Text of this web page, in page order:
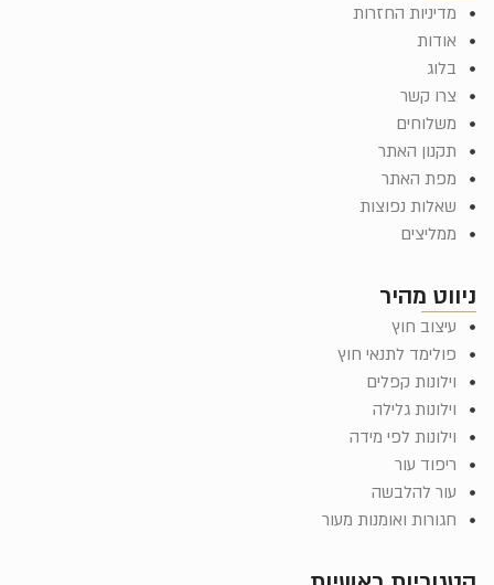
ניווט מהיר
עיצוב חוץ
פולימד לתנאי חוץ
וילונות קפלים
וילונות גלילה
וילונות לפי מידה
ריפוד עור
עור להלבשה
חגורות ואומנות מעור
מדיניות החזרות
אודות
בלוג
צרו קשר
משלוחים
תקנון האתר
מפת האתר
שאלות נפוצות
ממליצים